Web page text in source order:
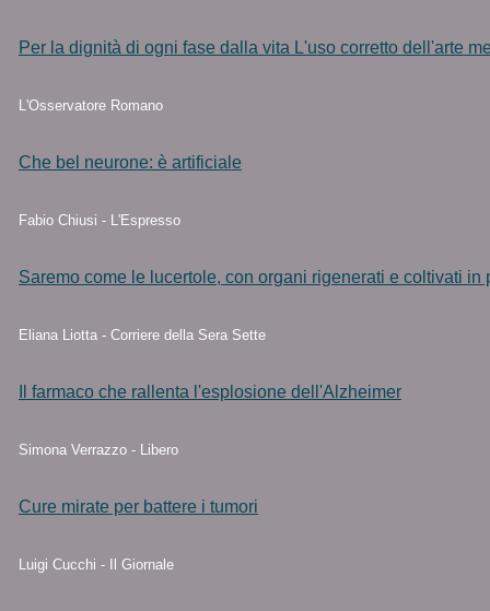
Per la dignità di ogni fase dalla vita L'uso corretto dell'arte
L'Osservatore Romano
Che bel neurone: è artificiale
Fabio Chiusi - L'Espresso
Saremo come le lucertole, con organi rigenerati e coltivati in
Eliana Liotta - Corriere della Sera Sette
Il farmaco che rallenta l'esplosione dell'Alzheimer
Simona Verrazzo - Libero
Cure mirate per battere i tumori
Luigi Cucchi - Il Giornale